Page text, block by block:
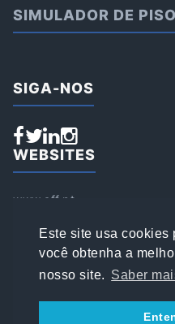
Este site usa cookies
você obtenha a
nosso site. Saber
SIMULADOR DE
SIGA-NOS
WEBSITES
www.aff.pt
www.loja.affsports.pt
PESQUISAR